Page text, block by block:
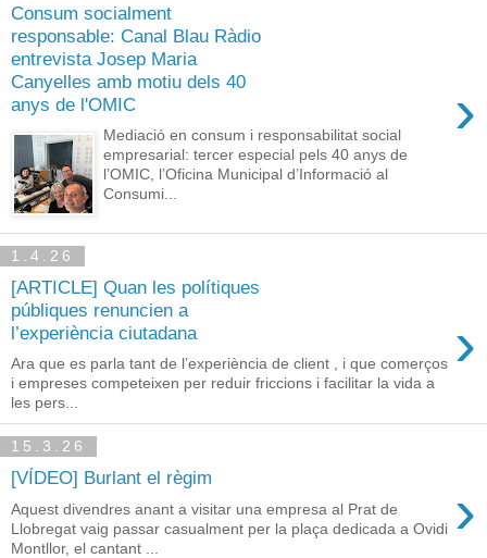
Consum socialment
responsable: Canal Blau Ràdio
entrevista Josep Maria
Canyelles amb motiu dels 40
anys de l'OMIC
›
Mediació en consum i responsabilitat social
empresarial: tercer especial pels 40 anys de
l’OMIC, l’Oficina Municipal d’Informació al
Consumi...
1.4.26
[ARTICLE] Quan les polítiques
públiques renuncien a
l’experiència ciutadana
›
Ara que es parla tant de l’experiència de client , i que comerços
i empreses competeixen per reduir friccions i facilitar la vida a
les pers...
15.3.26
[VÍDEO] Burlant el règim ›
Aquest divendres anant a visitar una empresa al Prat de
Llobregat vaig passar casualment per la plaça dedicada a Ovidi
Montllor, el cantant ...